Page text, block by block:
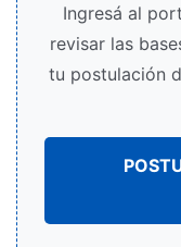
Ingresá al
revisar las
tu postulación